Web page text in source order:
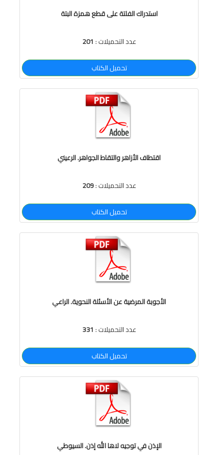
استدراك الفلتة على قطع همزة البتة
عدد التحميلات :201
تحميل الكتاب
اقتطاف الأزاهر والتقاط الجواهر. الرعيني
عدد التحميلات :209
تحميل الكتاب
الأجوبة المرضية عن الأسئلة النحوية. الراعي
عدد التحميلات :331
تحميل الكتاب
الإذن في توجيه لاها الله إذن. السيوطي